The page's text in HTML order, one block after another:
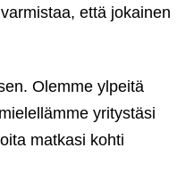
että jokainen
Olemme ylpeitä
yritystäsi
matkasi kohti